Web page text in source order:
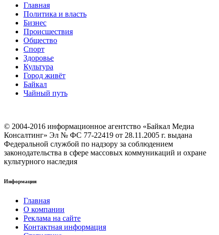
Главная
Политика и власть
Бизнес
Происшествия
Общество
Cпорт
Здоровье
Культура
Город живёт
Байкал
Чайный путь
© 2004-2016 информационное агентство «Байкал Медиа
Консалтинг» Эл № ФС 77-22419 от 28.11.2005 г. выдана
Федеральной службой по надзору за соблюдением
законодательства в сфере массовых коммуникаций и охране
культурного наследия
Информация
Главная
О компании
Реклама на сайте
Контактная информация